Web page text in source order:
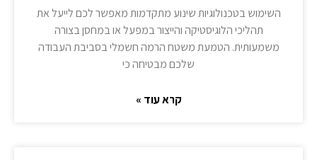
השימוש בטכנולוגיות שינוע מתקדמות מאפשר לכם לייעל את
תהליכי הלוגיסטיקה והייצור במפעל או במחסן בצורה
משמעותית. הטמעת משטח הרמה חשמלי בסביבת העבודה
שלכם מבטיחה כי
קרא עוד »